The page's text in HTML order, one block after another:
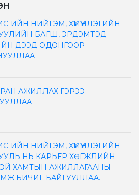
ИЙН НИЙГЭМ, ХҮМҮҮНЛЭГИЙН
БАГШ, ЭРДЭМТЭД
ДЭЭД ОДОНГООР
АЖИЛЛАХ ГЭРЭЭ
ИЙН НИЙГЭМ, ХҮМҮҮНЛЭГИЙН
НЬ КАРЬЕР ХӨГЖЛИЙН
ХАМТЫН АЖИЛЛАГААНЫ
БИЧИГ БАЙГУУЛЛАА.